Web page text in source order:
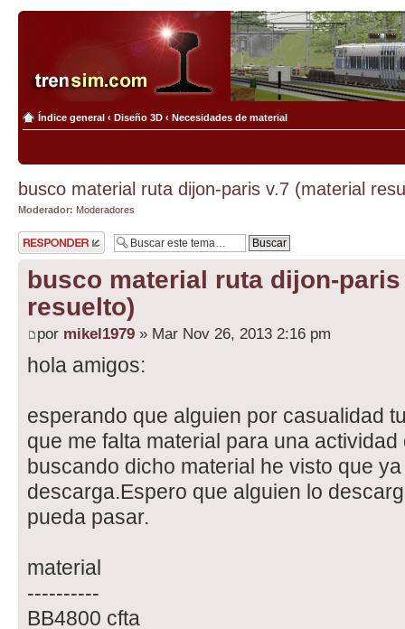
Índice general ‹ Diseño 3D ‹ Necesidades de material
busco material ruta dijon-paris v.7 (material
Moderador: Moderadores
Publicar una
respuesta
busco material ruta dijon-
resuelto)
por mikel1979 » Mar Nov 26, 2013 2:16 pm
hola amigos:
esperando que alguien por casualidad
que me falta material para una
buscando dicho material he visto que
descarga.Espero que alguien lo
pueda pasar.
material
----------
BB4800 cfta